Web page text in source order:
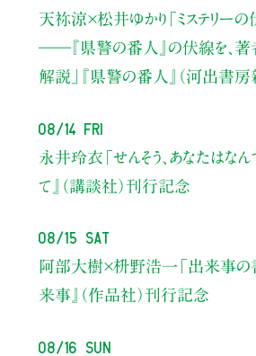
天祢涼×松井ゆかり 「ミステリー
――『県警の番人』の伏線を、
解説」
『県警の番人』（河出書
08/14 Fri
永井玲衣 「せんそう、あなたはなん
て』（講談社）刊行記念
08/15 Sat
阿部大樹×枡野浩一 「出来事の
来事』（作品社）刊行記念
08/16 Sun